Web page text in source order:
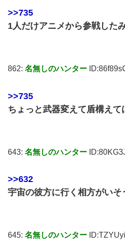
>>735
1人だけアニメから参戦した
862: 名無しのハンター
>>735
ちょっと武器変えて盾構えて
643: 名無しのハンター
>>632
宇宙の彼方に行く相方がいそ
645: 名無しのハンター